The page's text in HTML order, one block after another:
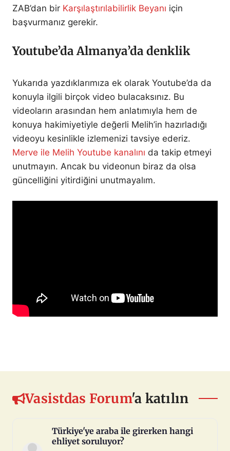
ZAB’dan bir Karşılaştırılabilirlik Beyanı için
başvurmanız gerekir.
Youtube’da Almanya’da denklik
Yukarıda yazdıklarımıza ek olarak Youtube’da da
konuyla ilgili birçok video bulacaksınız. Bu
videoların arasından hem anlatımıyla hem de
konuya hakimiyetiyle değerli Melih’in hazırladığı
videoyu kesinlikle izlemenizi tavsiye ederiz.
Merve ile Melih Youtube kanalını da takip etmeyi
unutmayın. Ancak bu videonun biraz da olsa
güncelliğini yitirdiğini unutmayalım.
Vasistdas Forum'a katılın
Türkiye'ye araba ile girerken hangi
ehliyet soruluyor?